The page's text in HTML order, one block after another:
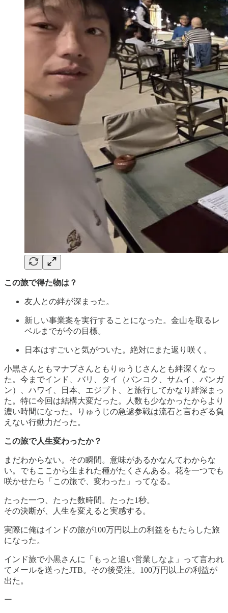
この旅で得た物は？
友人との絆が深まった。
新しい事業案を実行することになった。金山を取るレ
ベルまでが今の目標。
日本はすごいと気がついた。絶対にまた返り咲く。
小黒さんともマナブさんともりゅうじさんとも絆深くなっ
た。今までインド、バリ、タイ（バンコク、サムイ、パンガ
ン）、ハワイ、日本、エジプト、と旅行してかなり絆深まっ
た。特に今回は結構大変だった。人数も少なかったからより
濃い時間になった。りゅうじの急遽参戦は流石と言わざる負
えない行動力だった。
この旅で人生変わったか？
まだわからない。その瞬間。意味があるかなんてわからな
い。でもここから生まれた種がたくさんある。花を一つでも
咲かせたら「この旅で、変わった」ってなる。
たった一つ、たった数時間。たった1秒。
その決断が、人生を変えると実感する。
実際に俺はインドの旅が100万円以上の利益をもたらした旅
になった。
インド旅で小黒さんに「もっと追い営業しなよ」って言われ
てメールを送ったJTB。その後受注。100万円以上の利益が
出た。
ー